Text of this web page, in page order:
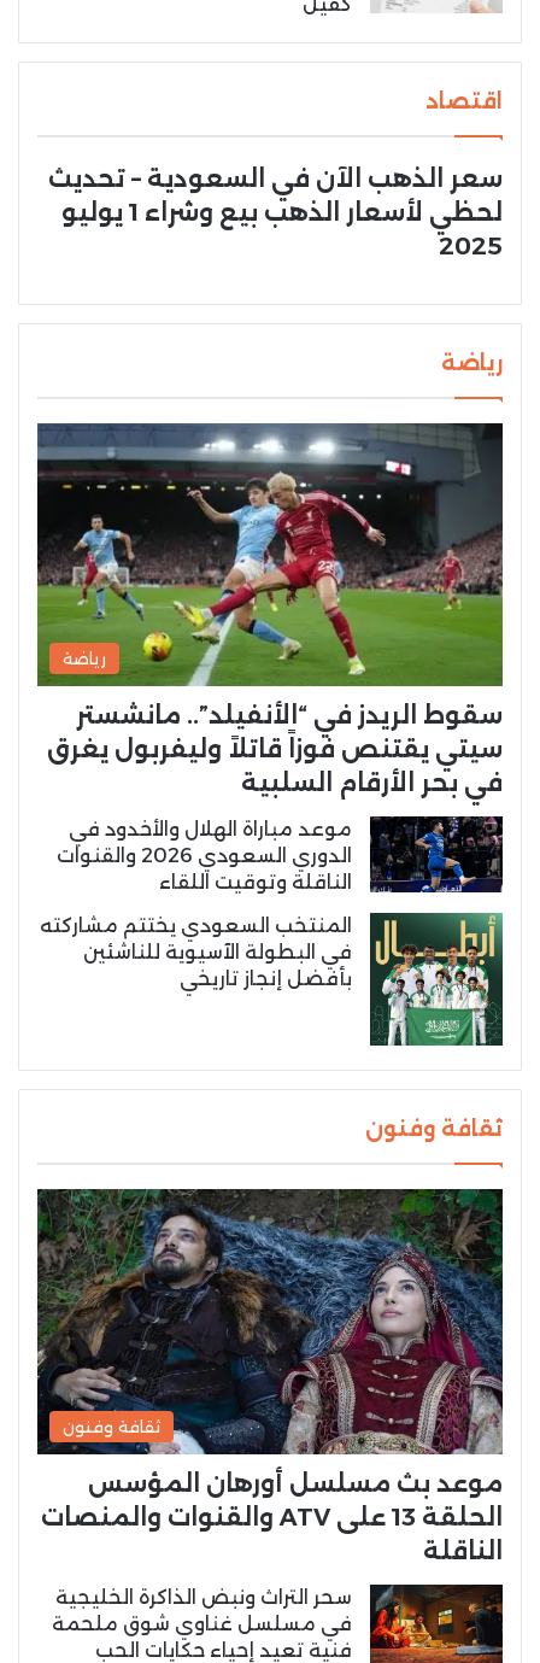
اقتصاد
سعر الذهب الآن في السعودية – تحديث
لحظي لأسعار الذهب بيع وشراء 1 يوليو
2025
رياضة
رياضة
سقوط الريدز في “الأنفيلد”.. مانشستر
سيتي يقتنص فوزاً قاتلاً وليفربول يغرق
في بحر الأرقام السلبية
موعد مباراة الهلال والأخدود في
الدوري السعودي 2026 والقنوات
الناقلة وتوقيت اللقاء
المنتخب السعودي يختتم مشاركته
في البطولة الآسيوية للناشئين
بأفضل إنجاز تاريخي
ثقافة وفنون
ثقافة وفنون
موعد بث مسلسل أورهان المؤسس
الحلقة 13 على ATV والقنوات والمنصات
الناقلة
سحر التراث ونبض الذاكرة الخليجية
في مسلسل غناوي شوق ملحمة
فنية تعيد إحياء حكايات الحب